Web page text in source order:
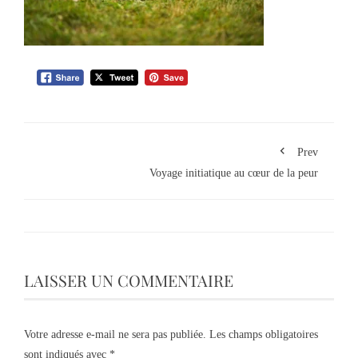
Prev
Voyage initiatique au cœur de la peur
LAISSER UN COMMENTAIRE
Votre adresse e-mail ne sera pas publiée. Les champs obligatoires
sont indiqués avec *